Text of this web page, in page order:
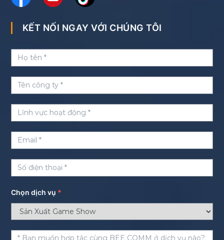
KẾT NỐI NGAY VỚI CHÚNG TÔI
Chọn dịch vụ *